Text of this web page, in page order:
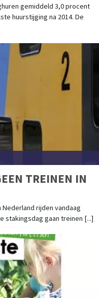
gemiddeld 3,0 procent
huurstijging na 2014. De
TREINEN IN
Nederland rijden vandaag
stakingsdag gaan treinen [...]